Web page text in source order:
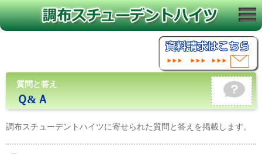
質問と答え
Ｑ&Ａ
調布スチューデントハイツに寄せられた質問と答えを掲載します。